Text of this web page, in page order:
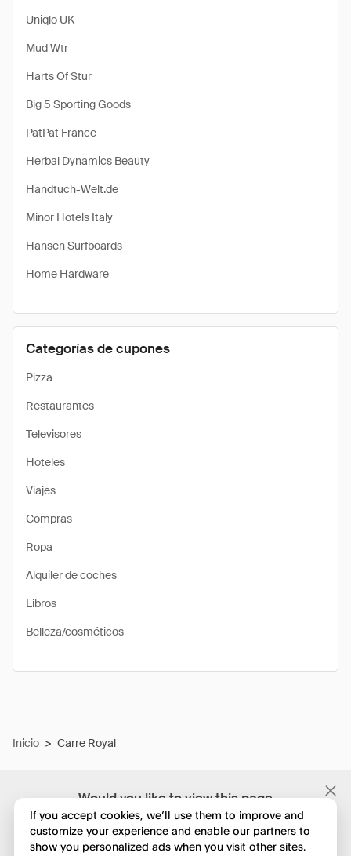
Would you like to view this page
in English?
No, seguir navegando
Uniqlo UK
Mud Wtr
Harts Of Stur
Big 5 Sporting Goods
PatPat France
Herbal Dynamics Beauty
Handtuch-Welt.de
Minor Hotels Italy
Hansen Surfboards
Home Hardware
Categorías de cupones
Pizza
Restaurantes
Televisores
Hoteles
Viajes
Compras
Ropa
Alquiler de coches
Libros
Belleza/cosméticos
Inicio > Carre Royal
If you accept cookies, we’ll use them to improve and
customize your experience and enable our partners to
show you personalized ads when you visit other sites.